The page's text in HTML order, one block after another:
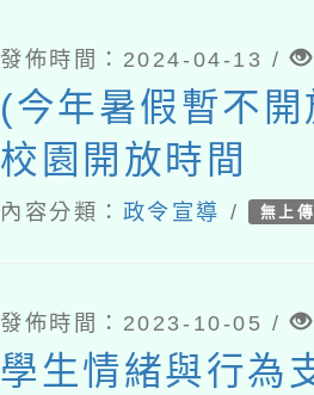
發佈時間：2024-04-13 /
(今年暑假暫不
校園開放時間
內容分類： 政令宣導 / 無上
發佈時間：2023-10-05 /
學生情緒與行為